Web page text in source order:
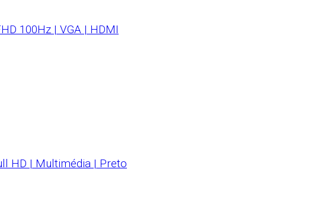
100Hz | VGA | HDMI
HD | Multimédia | Preto